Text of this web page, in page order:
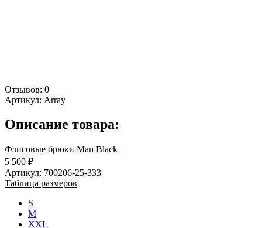
Отзывов: 0
Артикул: Array
Описание товара:
Флисовые брюки Man Black
5 500 ₽
Артикул: 700206-25-333
Таблица размеров
S
M
XXL